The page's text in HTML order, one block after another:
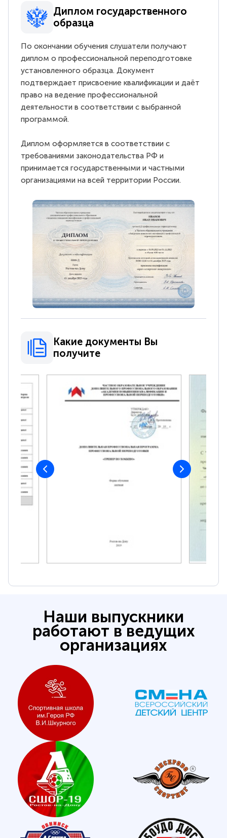
Диплом государственного
образца
По окончании обучения слушатели получают
диплом о профессиональной переподготовке
установленного образца. Документ
подтверждает присвоение квалификации и даёт
право на ведение профессиональной
деятельности в соответствии с выбранной
программой.
Диплом оформляется в соответствии с
требованиями законодательства РФ и
принимается государственными и частными
организациями на всей территории России.
Какие документы Вы
получите
Наши выпускники
работают в ведущих
организациях